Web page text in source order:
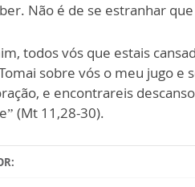
Não é de se estranhar
todos vós que estais
sobre vós o meu jugo e
e encontrareis
(Mt 11,28-30).